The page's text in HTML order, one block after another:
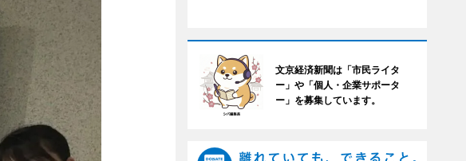
文京経済新聞は「市民ライタ
ー」や「個人・企業サポータ
ー」を募集しています。